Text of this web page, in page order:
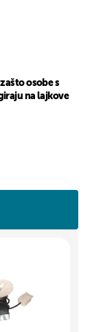
osobe s
na lajkove